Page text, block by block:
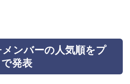
ンバーの人気順をプ
発表